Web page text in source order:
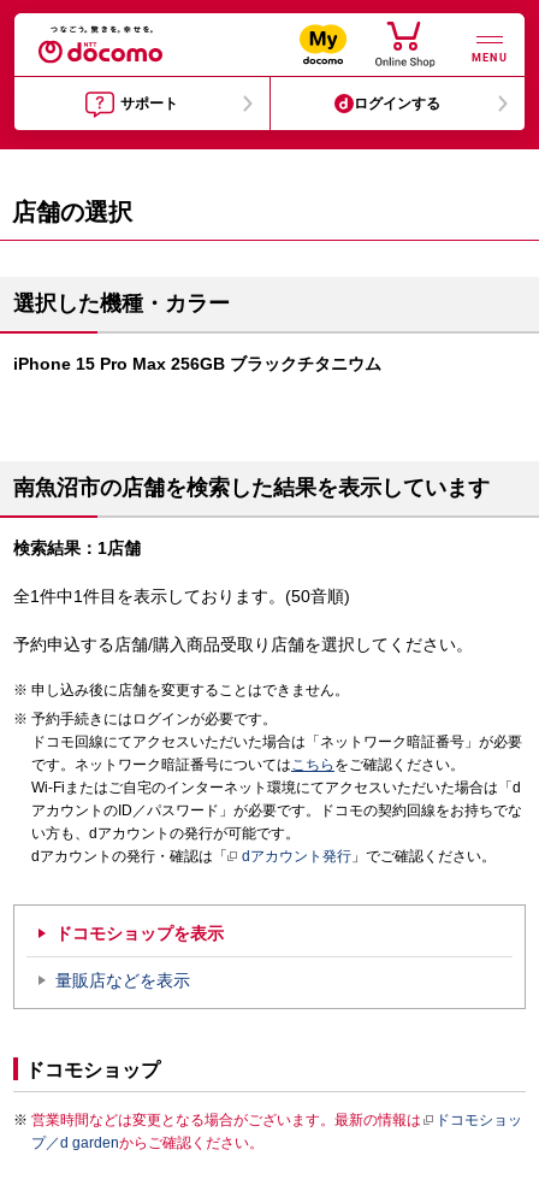
MENU
サポート ログインする
店舗の選択
選択した機種・カラー
iPhone 15 Pro Max 256GB ブラックチタニウム
南魚沼市の店舗を検索した結果を表示しています
検索結果：1店舗
全1件中1件目を表示しております。(50音順)
予約申込する店舗/購入商品受取り店舗を選択してください。
申し込み後に店舗を変更することはできません。
予約手続きにはログインが必要です。
ドコモ回線にてアクセスいただいた場合は「ネットワーク暗証番号」が必要
です。ネットワーク暗証番号についてはこちら をご確認ください。
Wi-Fiまたはご自宅のインターネット環境にてアクセスいただいた場合は「d
アカウントのID／パスワード」が必要です。ドコモの契約回線をお持ちでな
い方も、dアカウントの発行が可能です。
dアカウントの発行・確認は「
dアカウント発行 」でご確認ください。
ドコモショップを表示
量販店などを表示
ドコモショップ
営業時間などは変更となる場合がございます。最新の情報は
ドコモショッ
プ／d gardenからご確認ください。